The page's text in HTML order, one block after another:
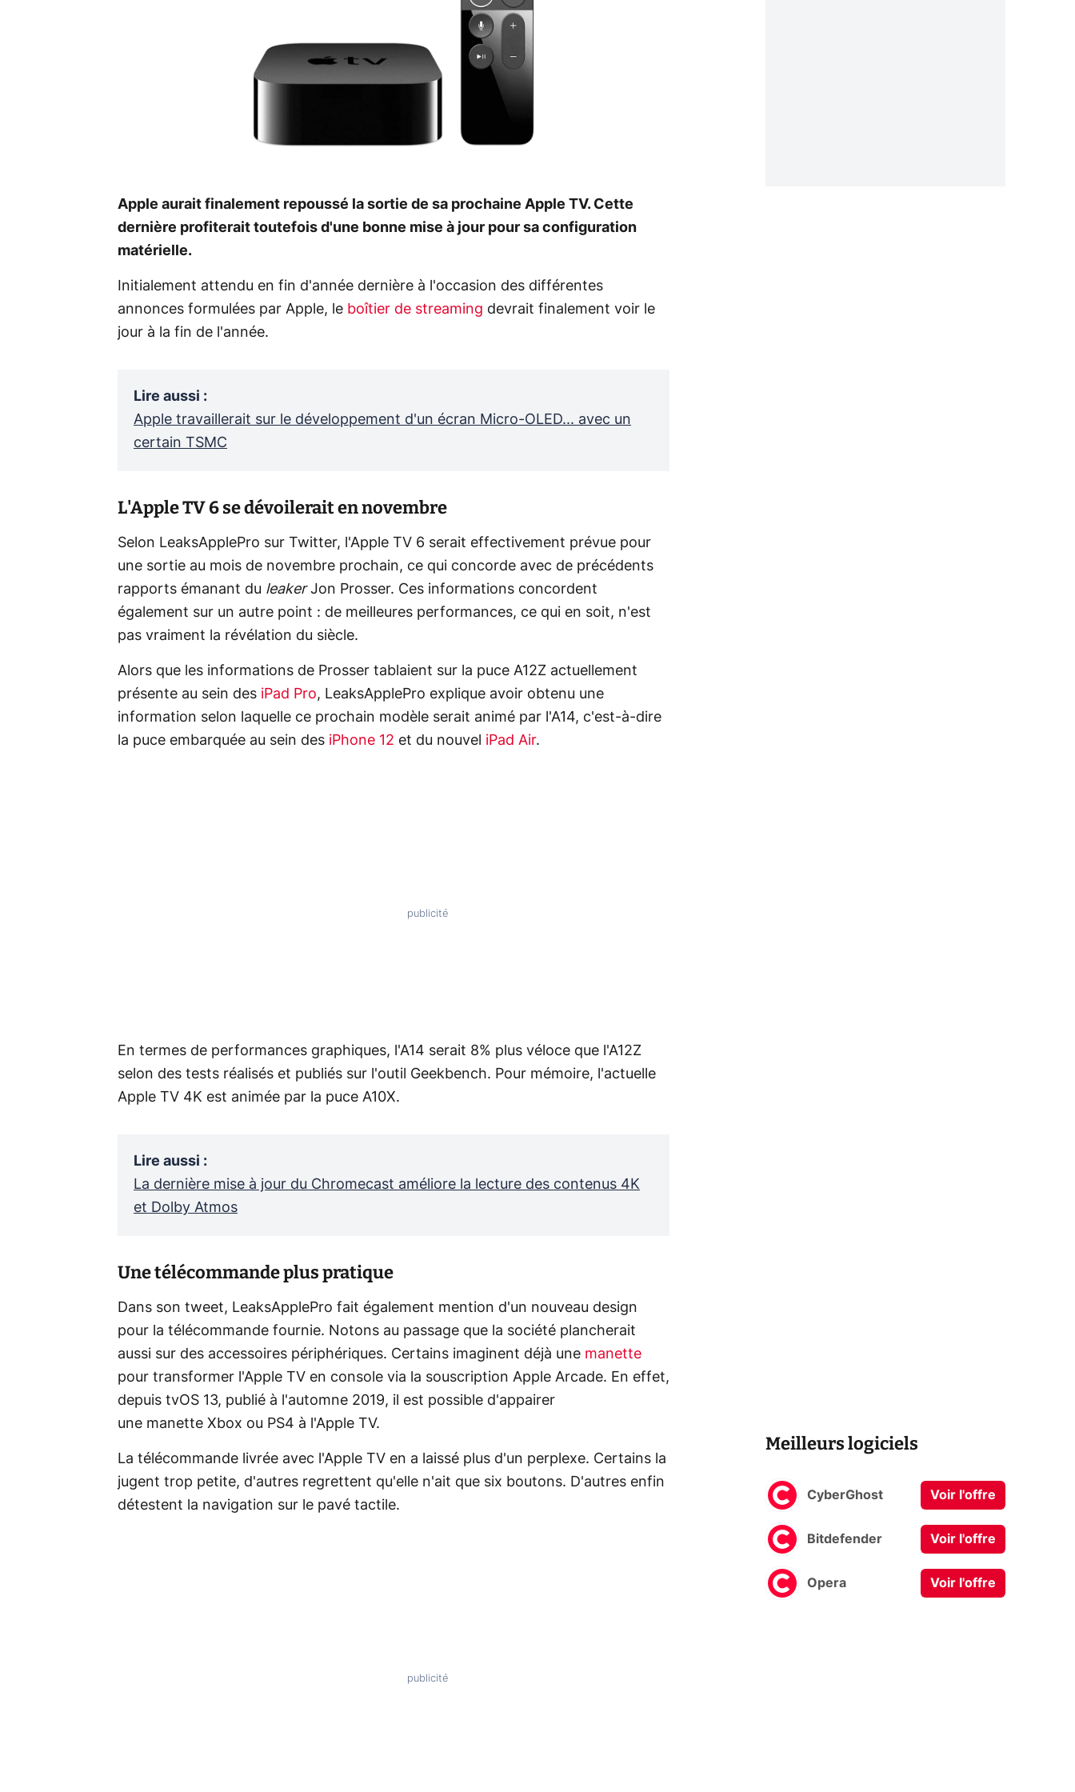
Apple aurait finalement repoussé la sortie de sa prochaine Apple TV. Cette
dernière profiterait toutefois d'une bonne mise à jour pour sa configuration
matérielle.
Initialement attendu en fin d'année dernière à l'occasion des différentes
annonces formulées par Apple, le boîtier de streaming devrait finalement voir le
jour à la fin de l'année.
Lire aussi :
Apple travaillerait sur le développement d'un écran Micro-OLED... avec un
certain TSMC
L'Apple TV 6 se dévoilerait en novembre
Selon LeaksApplePro sur Twitter, l'Apple TV 6 serait effectivement prévue pour
une sortie au mois de novembre prochain, ce qui concorde avec de précédents
rapports émanant du leakerJon Prosser. Ces informations concordent
également sur un autre point : de meilleures performances, ce qui en soit, n'est
pas vraiment la révélation du siècle.
Alors que les informations de Prosser tablaient sur la puce A12Z actuellement
présente au sein des iPad Pro, LeaksApplePro explique avoir obtenu une
information selon laquelle ce prochain modèle serait animé par l'A14, c'est-à-dire
la puce embarquée au sein des iPhone 12 et du nouvel iPad Air.
En termes de performances graphiques, l'A14 serait 8% plus véloce que l'A12Z
selon des tests réalisés et publiés sur l'outil Geekbench. Pour mémoire, l'actuelle
Apple TV 4K est animée par la puce A10X.
Lire aussi :
La dernière mise à jour du Chromecast améliore la lecture des contenus 4K
et Dolby Atmos
Une télécommande plus pratique
Dans son tweet, LeaksApplePro fait également mention d'un nouveau design
pour la télécommande fournie. Notons au passage que la société plancherait
aussi sur des accessoires périphériques. Certains imaginent déjà une manette
pour transformer l'Apple TV en console via la souscription Apple Arcade. En effet,
depuis tvOS 13, publié à l'automne 2019, il est possible d'appairer
une manette Xbox ou PS4 à l'Apple TV.
La télécommande livrée avec l'Apple TV en a laissé plus d'un perplexe. Certains la
jugent trop petite, d'autres regrettent qu'elle n'ait que six boutons. D'autres enfin
détestent la navigation sur le pavé tactile.
Meilleurs logiciels
CyberGhost Voir l'offre
Bitdefender Voir l'offre
Opera Voir l'offre